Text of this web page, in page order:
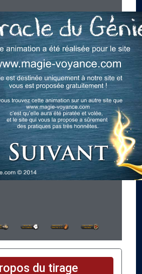
du tirage